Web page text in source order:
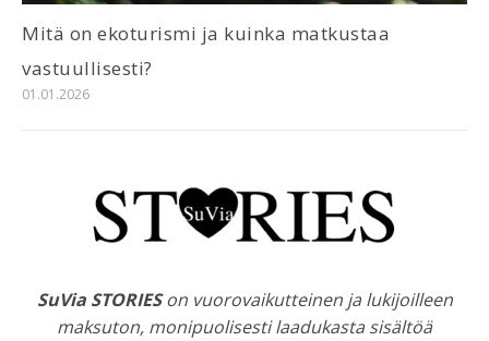
Mitä on ekoturismi ja kuinka matkustaa
vastuullisesti?
01.01.2026
SuVia STORIESon vuorovaikutteinen ja lukijoilleen
maksuton, monipuolisesti laadukasta sisältöä